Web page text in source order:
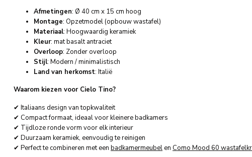
Afmetingen: Ø 40 cm x 15 cm hoog
Montage: Opzetmodel (opbouw wastafel)
Materiaal: Hoogwaardig keramiek
Kleur: mat basalt antraciet
Overloop: Zonder overloop
Stijl: Modern / minimalistisch
Land van herkomst: Italië
Waarom kiezen voor Cielo Tino?
✔ Italiaans design van topkwaliteit
✔ Compact formaat, ideaal voor kleinere badkamers
✔ Tijdloze ronde vorm voor elk interieur
✔ Duurzaam keramiek, eenvoudig te reinigen
✔ Perfect te combineren met een badkamermeubelen Como Mood 60